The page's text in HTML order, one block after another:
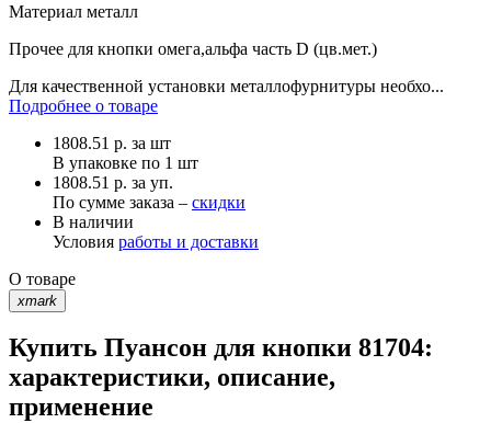
Материал металл
Прочее для кнопки омега,альфа часть D (цв.мет.)
Для качественной установки металлофурнитуры необхо...
Подробнее о товаре
1808.51 р. за шт
В упаковке по 1 шт
1808.51 р. за уп.
По сумме заказа – скидки
В наличии
Условия работы и доставки
О товаре
xmark
Купить Пуансон для кнопки 81704:
характеристики, описание,
применение